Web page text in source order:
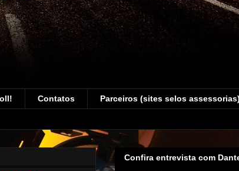
Contatos Parceiros (sites selos assessorias)
Confira entrevista com